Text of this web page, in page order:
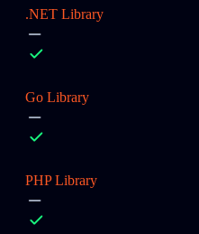
.NET Library
Go Library
PHP Library